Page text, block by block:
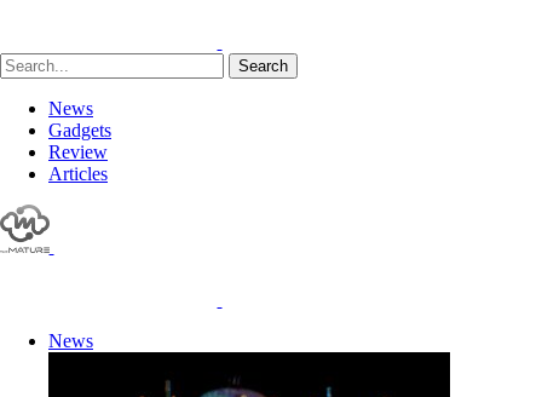
Search
News
Gadgets
Review
Articles
News